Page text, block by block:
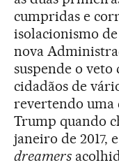
cumpridas e
isolacionismo
nova
suspende o veto
cidadãos de
revertendo uma
Trump quando
janeiro de 2017,
dreamers